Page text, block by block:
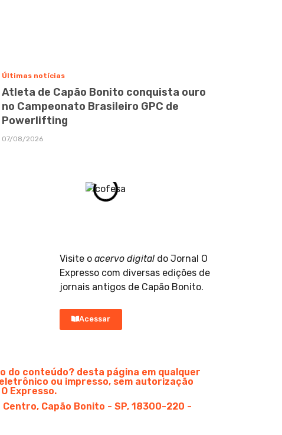
Últimas notícias
Atleta de Capão Bonito conquista ouro
no Campeonato Brasileiro GPC de
Powerlifting
07/08/2026
Visite o acervo digital do Jornal O
Expresso com diversas edições de
jornais antigos de Capão Bonito.
Acessar
do conteúdo? desta página em qualquer
ou impresso, sem autorização
Expresso.
Centro, Capão Bonito - SP, 18300-220 -